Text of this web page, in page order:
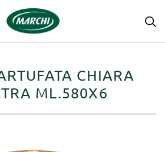
CHIARA
ML.580X6